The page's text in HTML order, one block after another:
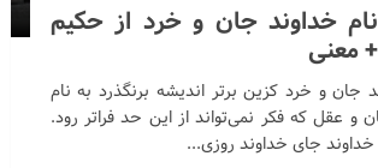
خداوند جان و خرد از حکیم
معنی
جان و خرد کزین برتر اندیشه برنگذرد به نام
و عقل که فکر نمی‌تواند از این حد فراتر رود.
خداوند جای خداوند روزی...